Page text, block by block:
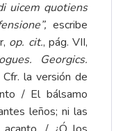
uicem quotiens
escribe
op. cit., pág. VII,
Georgics.
Cfr. la versión de
/ El bálsamo
leños; ni las